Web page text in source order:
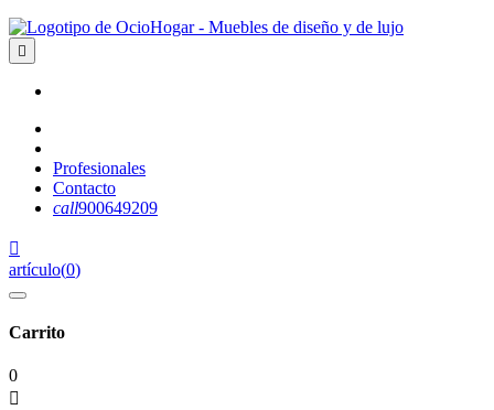

Profesionales
Contacto
call900649209

artículo(0)
Carrito
0
